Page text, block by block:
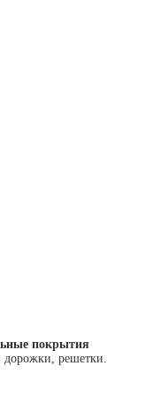
покрытия
решетки.